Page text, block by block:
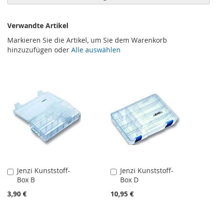
Verwandte Artikel
Markieren Sie die Artikel, um Sie dem Warenkorb
hinzuzufügen oder Alle auswählen
Jenzi Kunststoff-
Box B
3,90 €
In
den
Warenkorb
Jenzi Kunststoff-
Box D
10,95 €
In
den
Warenkorb